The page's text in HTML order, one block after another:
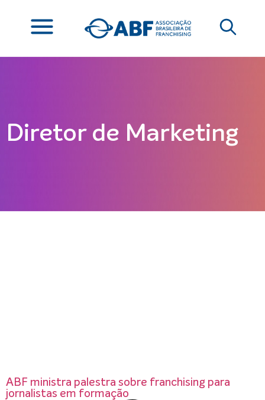
Diretor de Marketing
ABF ministra palestra sobre franchising para
jornalistas em formação